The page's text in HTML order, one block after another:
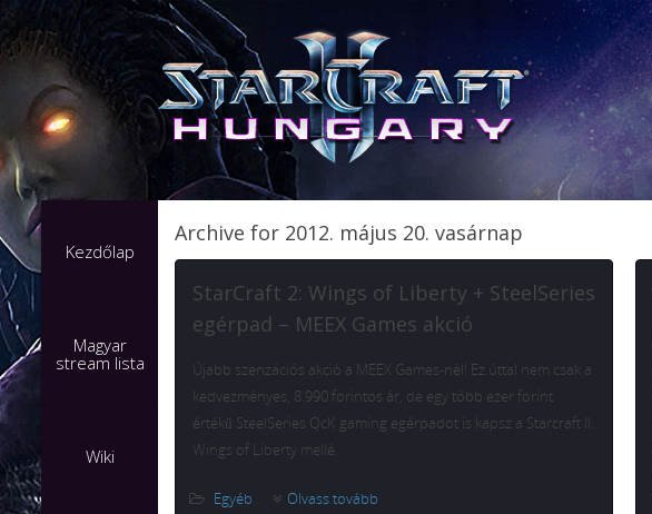
Kezdőlap
Magyar
stream lista
Wiki
Archive for 2012. május 20. vasárnap
StarCraft 2: Wings of Liberty + SteelSeries
egérpad – MEEX Games akció
Újabb szenzációs akció a MEEX Games-nél! Ez úttal nem csak a
kedvezményes, 8.990 forintos ár, de egy több ezer forint
értékű SteelSeries QcK gaming egérpadot is kapsz a Starcraft II:
Wings of Liberty mellé.
Egyéb Olvass tovább